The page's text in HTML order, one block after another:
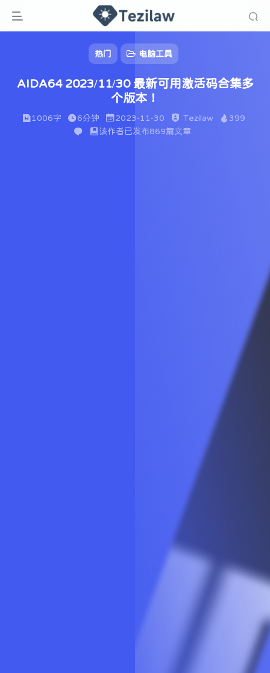
热门 电脑工具
AIDA64 2023/11/30 最新可用激活码合集多
个版本！
1006字 6分钟 2023-11-30 Tezilaw
399
该作者已发布869篇文章